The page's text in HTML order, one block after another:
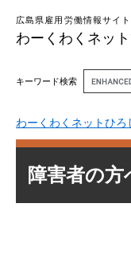
広島県雇用労働情報サイト
わーくわくネッ
キーワード検索
わーくわくネットひろ
障害者の方